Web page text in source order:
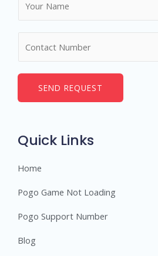
*
e
SEND REQUEST
Quick Links
Home
Pogo Game Not Loading
Pogo Support Number
Blog